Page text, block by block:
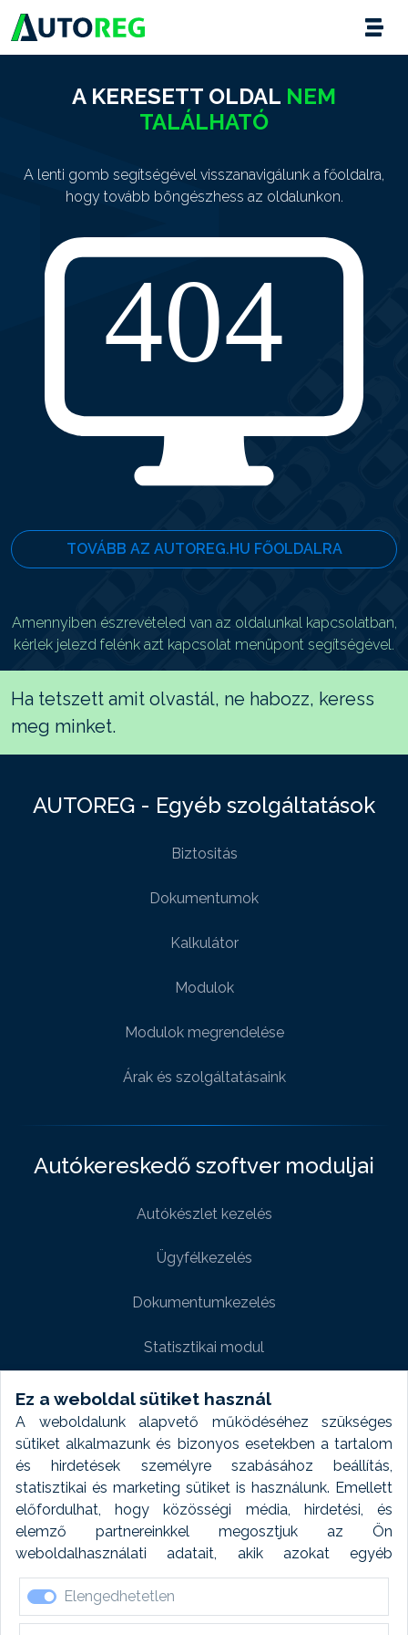
Ez a weboldal sütiket használ
A weboldalunk alapvető működéséhez szükséges
sütiket alkalmazunk és bizonyos esetekben a tartalom
és hirdetések személyre szabásához beállítás,
statisztikai és marketing sütiket is használunk. Emellett
előfordulhat, hogy közösségi média, hirdetési, és
elemző partnereinkkel megosztjuk az Ön
weboldalhasználati adatait, akik azokat egyéb
forrásokból gyűjtött adatokkal kombinálhatják. A sütik
elfogadásával kapcsolatosan naplózást végzünk és
ezen adatokat 6 hónap után automatikusan töröljük. A
Elengedhetetlen
A KERESETT OLDAL NEM
TALÁLHATÓ
A lenti gomb segítségével visszanavigálunk a főoldalra,
hogy tovább böngészhess az oldalunkon.
TOVÁBB AZ AUTOREG.HU FŐOLDALRA
Amennyiben észrevételed van az oldalunkal kapcsolatban,
kérlek jelezd felénk azt kapcsolat menüpont segítségével.
Ha tetszett amit olvastál, ne habozz, keress
meg minket.
AUTOREG - Egyéb szolgáltatások
Biztositás
Dokumentumok
Kalkulátor
Modulok
Modulok megrendelése
Árak és szolgáltatásaink
Autókereskedő szoftver moduljai
Autókészlet kezelés
Ügyfélkezelés
Dokumentumkezelés
Statisztikai modul
Weboldal modul
Fényképtár extra modul
Autómosó modul
Feladatütemezés